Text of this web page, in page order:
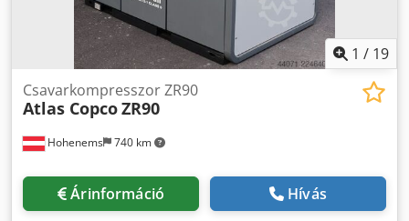
1 / 19
Hohenems 740 km
Csavarkompresszor ZR90
Atlas CopcoZR90
Árinformáció Hívás